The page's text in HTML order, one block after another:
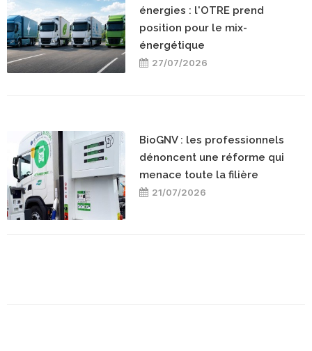
énergies : l'OTRE prend
position pour le mix-
énergétique
27/07/2026
BioGNV : les professionnels
dénoncent une réforme qui
menace toute la filière
21/07/2026